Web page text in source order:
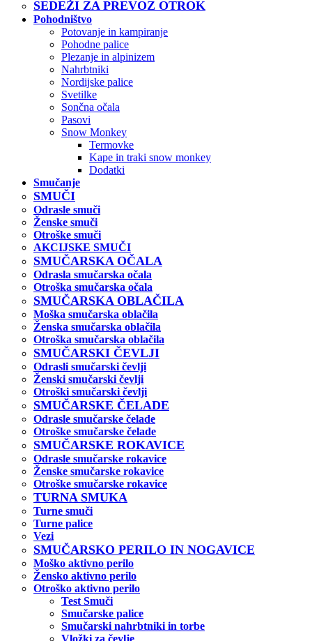
SEDEŽI ZA PREVOZ OTROK
Pohodništvo
Potovanje in kampiranje
Pohodne palice
Plezanje in alpinizem
Nahrbtniki
Nordijske palice
Svetilke
Sončna očala
Pasovi
Snow Monkey
Termovke
Kape in traki snow monkey
Dodatki
Smučanje
SMUČI
Odrasle smuči
Ženske smuči
Otroške smuči
AKCIJSKE SMUČI
SMUČARSKA OČALA
Odrasla smučarska očala
Otroška smučarska očala
SMUČARSKA OBLAČILA
Moška smučarska oblačila
Ženska smučarska oblačila
Otroška smučarska oblačila
SMUČARSKI ČEVLJI
Odrasli smučarski čevlji
Ženski smučarski čevlji
Otroški smučarski čevlji
SMUČARSKE ČELADE
Odrasle smučarske čelade
Otroške smučarske čelade
SMUČARSKE ROKAVICE
Odrasle smučarske rokavice
Ženske smučarske rokavice
Otroške smučarske rokavice
TURNA SMUKA
Turne smuči
Turne palice
Vezi
SMUČARSKO PERILO IN NOGAVICE
Moško aktivno perilo
Žensko aktivno perilo
Otroško aktivno perilo
Test Smuči
Smučarske palice
Smučarski nahrbtniki in torbe
Vložki za čevlje